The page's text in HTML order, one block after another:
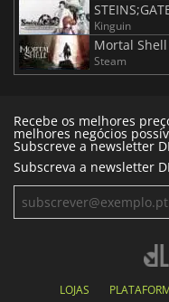
Kinguin
Mortal Shell
Steam
Recebe os melhores
melhores negócios
Subscreve a newsletter
Subscreva a newsletter
LOJAS